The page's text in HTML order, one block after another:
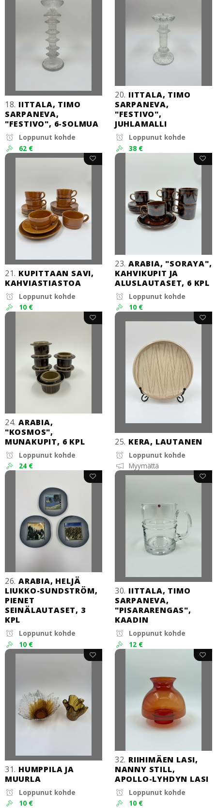
18. IITTALA, TIMO
SARPANEVA,
"FESTIVO", 6-SOLMUA
Loppunut kohde
62 €
20. IITTALA, TIMO
SARPANEVA,
"FESTIVO",
JUHLAMALLI
Loppunut kohde
38 €
21. KUPITTAAN SAVI,
KAHVIASTIASTOA
Loppunut kohde
10 €
23. ARABIA, "SORAYA",
KAHVIKUPIT JA
ALUSLAUTASET, 6 KPL
Loppunut kohde
10 €
24. ARABIA,
"KOSMOS",
MUNAKUPIT, 6 KPL
Loppunut kohde
24 €
25. KERA, LAUTANEN
Loppunut kohde
Myymättä
26. ARABIA, HELJÄ
LIUKKO-SUNDSTRÖM,
PIENET
SEINÄLAUTASET, 3
KPL
Loppunut kohde
10 €
30. IITTALA, TIMO
SARPANEVA,
"PISARARENGAS",
KAADIN
Loppunut kohde
12 €
31. HUMPPILA JA
MUURLA
Loppunut kohde
10 €
32. RIIHIMÄEN LASI,
NANNY STILL,
APOLLO-LYHDYN LASI
Loppunut kohde
10 €